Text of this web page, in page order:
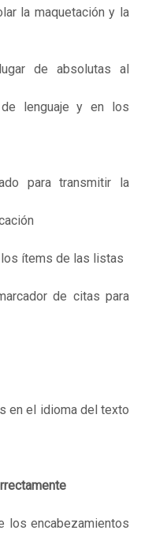
la maquetación y la
de absolutas al
lenguaje y en los
para transmitir la
ítems de las listas
de citas para
en el idioma del texto
los encabezamientos